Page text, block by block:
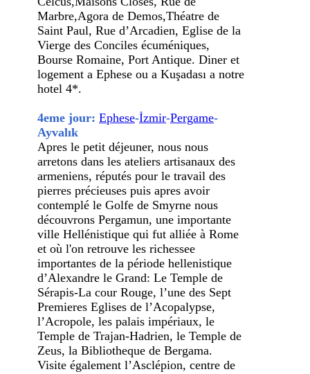
Marbre,Agora de Demos,Théatre de
Saint Paul, Rue d’Arcadien, Eglise de la
Vierge des Conciles écuméniques,
Bourse Romaine, Port Antique. Diner et
logement a Ephese ou a Kuşadası a notre
hotel 4*.
4eme jour: Ephese-İzmir-Pergame-
Ayvalık
Apres le petit déjeuner, nous nous
arretons dans les ateliers artisanaux des
armeniens, réputés pour le travail des
pierres précieuses puis apres avoir
contemplé le Golfe de Smyrne nous
découvrons Pergamun, une importante
ville Hellénistique qui fut alliée à Rome
et où l'on retrouve les richessee
importantes de la période hellenistique
d’Alexandre le Grand: Le Temple de
Sérapis-La cour Rouge, l’une des Sept
Premieres Eglises de l’Acopalypse,
l’Acropole, les palais impériaux, le
Temple de Trajan-Hadrien, le Temple de
Zeus, la Bibliotheque de Bergama.
Visite également l’Asclépion, centre de